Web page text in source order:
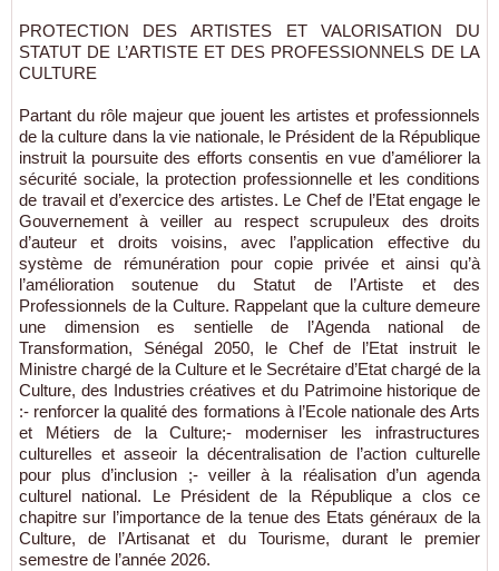
PROTECTION DES ARTISTES ET VALORISATION DU
STATUT DE L’ARTISTE ET DES PROFESSIONNELS DE LA
CULTURE
Partant du rôle majeur que jouent les artistes et professionnels
de la culture dans la vie nationale, le Président de la République
instruit la poursuite des efforts consentis en vue d’améliorer la
sécurité sociale, la protection professionnelle et les conditions
de travail et d’exercice des artistes. Le Chef de l’Etat engage le
Gouvernement à veiller au respect scrupuleux des droits
d’auteur et droits voisins, avec l’application effective du
système de rémunération pour copie privée et ainsi qu’à
l’amélioration soutenue du Statut de l’Artiste et des
Professionnels de la Culture. Rappelant que la culture demeure
une dimension es sentielle de l’Agenda national de
Transformation, Sénégal 2050, le Chef de l’Etat instruit le
Ministre chargé de la Culture et le Secrétaire d’Etat chargé de la
Culture, des Industries créatives et du Patrimoine historique de
:- renforcer la qualité des formations à l’Ecole nationale des Arts
et Métiers de la Culture;- moderniser les infrastructures
culturelles et asseoir la décentralisation de l’action culturelle
pour plus d’inclusion ;- veiller à la réalisation d’un agenda
culturel national. Le Président de la République a clos ce
chapitre sur l’importance de la tenue des Etats généraux de la
Culture, de l’Artisanat et du Tourisme, durant le premier
semestre de l’année 2026.